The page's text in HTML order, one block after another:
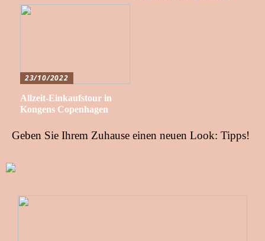
23/10/2022
Allzeit-Einkaufstour in
Kongens Copenhagen
Geben Sie Ihrem Zuhause einen neuen Look: Tipps!